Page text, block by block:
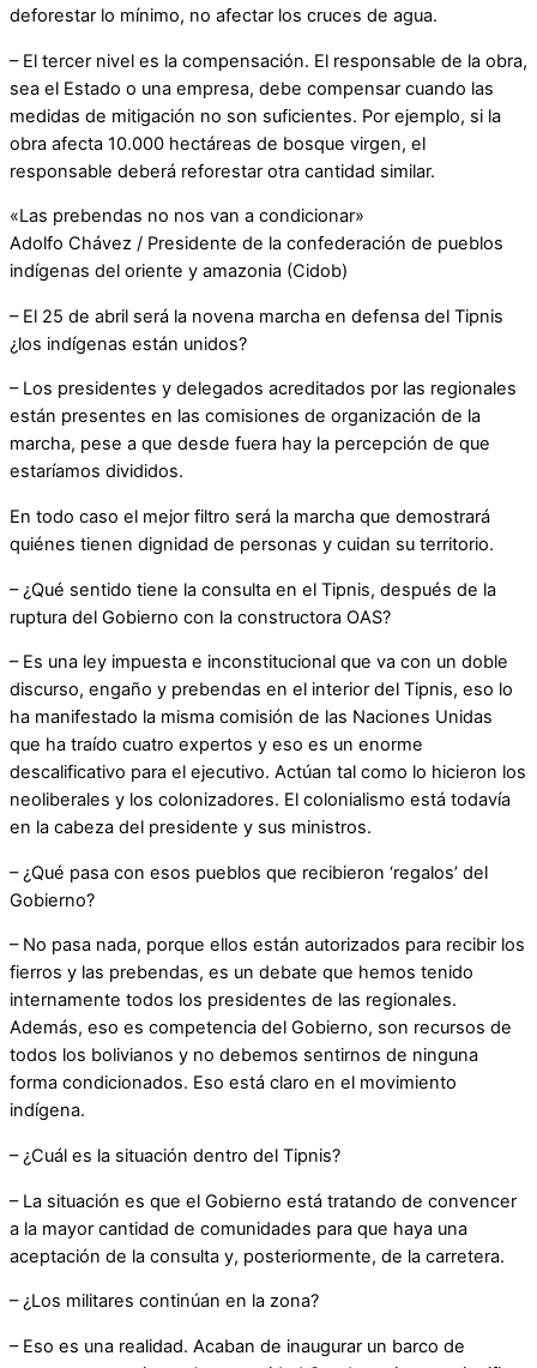
deforestar lo mínimo, no afectar los cruces de agua.
– El tercer nivel es la compensación. El responsable de la obra,
sea el Estado o una empresa, debe compensar cuando las
medidas de mitigación no son suficientes. Por ejemplo, si la
obra afecta 10.000 hectáreas de bosque virgen, el
responsable deberá reforestar otra cantidad similar.
«Las prebendas no nos van a condicionar»
Adolfo Chávez / Presidente de la confederación de pueblos
indígenas del oriente y amazonia (Cidob)
– El 25 de abril será la novena marcha en defensa del Tipnis
¿los indígenas están unidos?
– Los presidentes y delegados acreditados por las regionales
están presentes en las comisiones de organización de la
marcha, pese a que desde fuera hay la percepción de que
estaríamos divididos.
En todo caso el mejor filtro será la marcha que demostrará
quiénes tienen dignidad de personas y cuidan su territorio.
– ¿Qué sentido tiene la consulta en el Tipnis, después de la
ruptura del Gobierno con la constructora OAS?
– Es una ley impuesta e inconstitucional que va con un doble
discurso, engaño y prebendas en el interior del Tipnis, eso lo
ha manifestado la misma comisión de las Naciones Unidas
que ha traído cuatro expertos y eso es un enorme
descalificativo para el ejecutivo. Actúan tal como lo hicieron los
neoliberales y los colonizadores. El colonialismo está todavía
en la cabeza del presidente y sus ministros.
– ¿Qué pasa con esos pueblos que recibieron ‘regalos’ del
Gobierno?
– No pasa nada, porque ellos están autorizados para recibir los
fierros y las prebendas, es un debate que hemos tenido
internamente todos los presidentes de las regionales.
Además, eso es competencia del Gobierno, son recursos de
todos los bolivianos y no debemos sentirnos de ninguna
forma condicionados. Eso está claro en el movimiento
indígena.
– ¿Cuál es la situación dentro del Tipnis?
– La situación es que el Gobierno está tratando de convencer
a la mayor cantidad de comunidades para que haya una
aceptación de la consulta y, posteriormente, de la carretera.
– ¿Los militares continúan en la zona?
– Eso es una realidad. Acaban de inaugurar un barco de